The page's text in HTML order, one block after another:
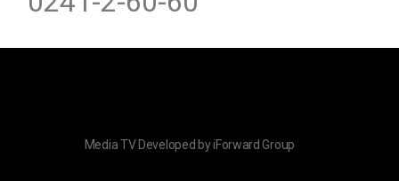
Media TVDeveloped byiForward Group